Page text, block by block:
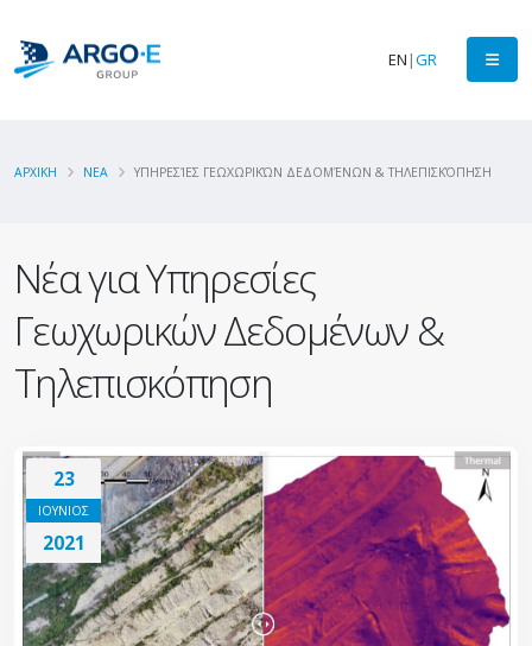
EN |GR
ΑΡΧΙΚΗ ΝΕΑ ΥΠΗΡΕΣΊΕΣ ΓΕΩΧΩΡΙΚΏΝ ΔΕΔΟΜΈΝΩΝ & ΤΗΛΕΠΙΣΚΌΠΗΣΗ
Νέα για Υπηρεσίες
Γεωχωρικών Δεδομένων &
Τηλεπισκόπηση
23
ΙΟΥΝΙΟΣ
2021